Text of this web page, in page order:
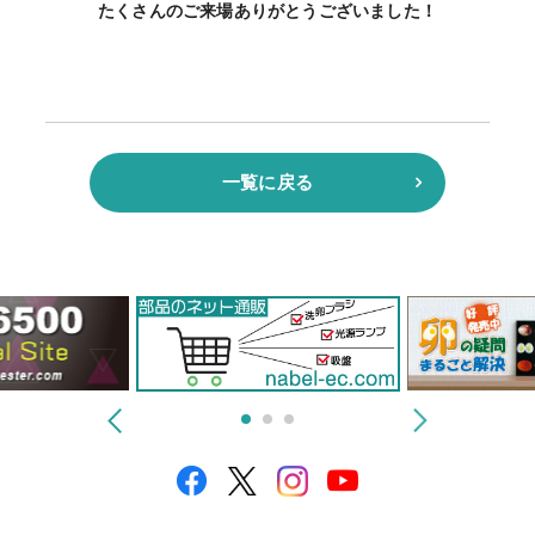
たくさんのご来場ありがとうございました！
一覧に戻る